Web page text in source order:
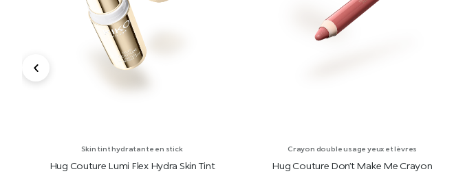
Skin tint hydratante en stick
Hug Couture Lumi Flex Hydra Skin Tint
Crayon double usage yeux et lèvres
Hug Couture Don’t Make Me Crayon